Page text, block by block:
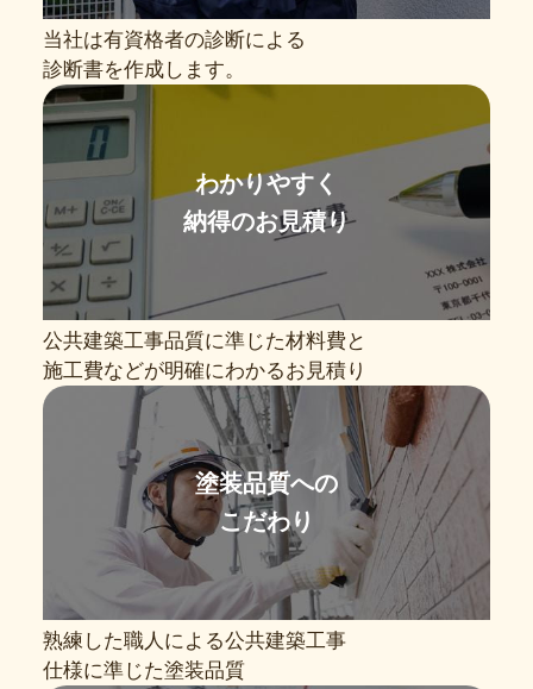
当社は有資格者の診断による
診断書を作成します。
わかりやすく
納得のお見積り
公共建築工事品質に準じた材料費と
施工費などが明確にわかるお見積り
塗装品質への
こだわり
熟練した職人による公共建築工事
仕様に準じた塗装品質